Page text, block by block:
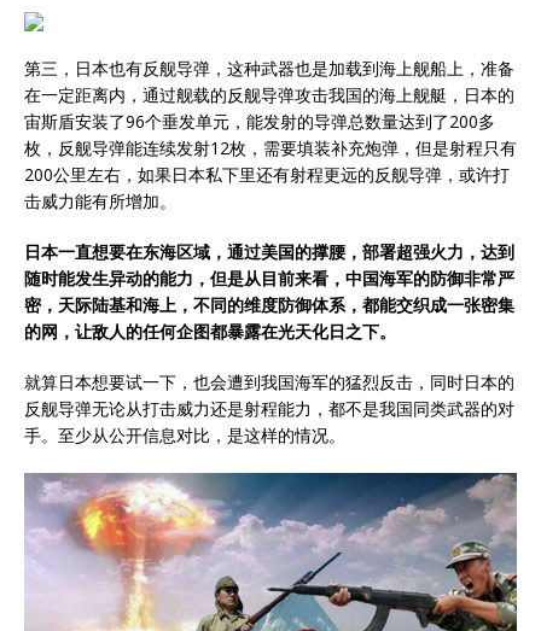
第三，日本也有反舰导弹，这种武器也是加载到海上舰船上，准备
在一定距离内，通过舰载的反舰导弹攻击我国的海上舰艇，日本的
宙斯盾安装了96个垂发单元，能发射的导弹总数量达到了200多
枚，反舰导弹能连续发射12枚，需要填装补充炮弹，但是射程只有
200公里左右，如果日本私下里还有射程更远的反舰导弹，或许打
击威力能有所增加。
日本一直想要在东海区域，通过美国的撑腰，部署超强火力，达到
随时能发生异动的能力，但是从目前来看，中国海军的防御非常严
密，天际陆基和海上，不同的维度防御体系，都能交织成一张密集
的网，让敌人的任何企图都暴露在光天化日之下。
就算日本想要试一下，也会遭到我国海军的猛烈反击，同时日本的
反舰导弹无论从打击威力还是射程能力，都不是我国同类武器的对
手。至少从公开信息对比，是这样的情况。